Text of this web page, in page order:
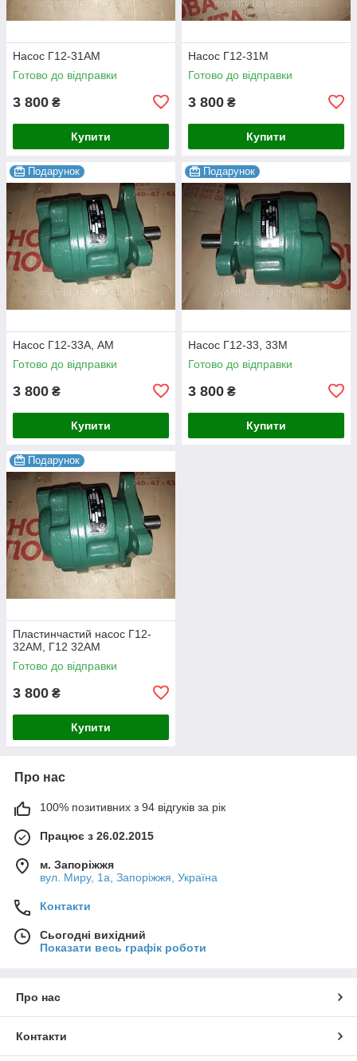
Насос Г12-31АМ
Готово до відправки
3 800 ₴
Купити
Насос Г12-31М
Готово до відправки
3 800 ₴
Купити
Подарунок
Насос Г12-33А, АМ
Готово до відправки
3 800 ₴
Купити
Подарунок
Насос Г12-33, 33М
Готово до відправки
3 800 ₴
Купити
Подарунок
Пластинчастий насос Г12-
32АМ, Г12 32АМ
Готово до відправки
3 800 ₴
Купити
Про нас
100% позитивних з 94 відгуків за рік
Працює з 26.02.2015
м. Запоріжжя
вул. Миру, 1а, Запоріжжя, Україна
Контакти
Сьогодні вихідний
Показати весь графік роботи
Про нас
Контакти